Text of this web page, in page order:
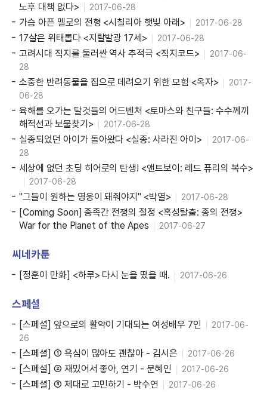
노후 대책 없다>
2017-06-28
가슴 아픈 멜로의 전형 <시칠리아 햇빛 아래> 2017-06-28
17살은 위태롭다 <지랄발광 17세> 2017-06-28
고려시대 직지를 둘러싼 역사 추적극 <직지코드>
2017-06-
28
소중한 반려동물을 집으로 데려오기 위한 모험 <옥자>
2017-
06-28
육해를 오가는 탈것들의 어드벤처 <토마스와 친구들: 수수께끼
해적선과 보물찾기>
2017-06-28
실종되었던 아이가 돌아왔다 <실종: 사라진 아이>
2017-06-
28
세상에 없던 초딩 히어로의 탄생! <앤트보이: 레드 퓨리의 복수>
2017-06-28
"그들이 원하는 영웅이 돼줘야지" <박열> 2017-06-28
[Coming Soon] 종족간 전쟁의 절정 <혹성탈출: 종의 전쟁>
War for the Planet of the Apes
2017-06-27
씨네카툰
[정훈이 만화] <하루> 다시 눈을 떴을 때. 2017-06-26
스페셜
[스페셜] 앞으로의 활약이 기대되는 여성배우 7인
2017-06-
26
[스페셜] ① 욕심이 많아도 괜찮아 - 김시은 2017-06-26
[스페셜] ② 재밌어서 좋아, 연기 - 문혜인 2017-06-26
[스페셜] ③ 제대로 고민하기 - 박수연 2017-06-26